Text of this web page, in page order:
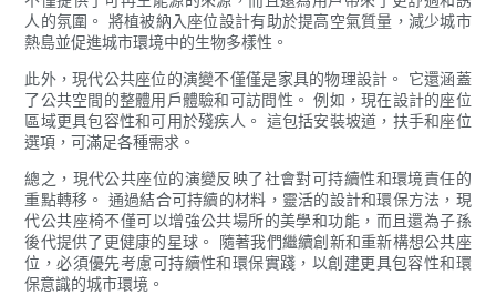
人的氛圍。 將植被納入座位設計有助於提高空氣質量，減少城市
熱島並促進城市環境中的生物多樣性。
此外，現代公共座位的演變不僅僅是家具的物理設計。 它還涵蓋
了公共空間的整體用戶體驗和可訪問性。 例如，現在設計的座位
區域更具包容性和可用於殘疾人。 這包括安裝坡道，扶手和座位
選項，可滿足各種需求。
總之，現代公共座位的演變反映了社會對可持續性和環境責任的
重點轉移。 通過結合可持續的材料，靈活的設計和環保方法，現
代公共座椅不僅可以增強公共場所的美學和功能，而且還為子孫
後代提供了更健康的星球。 隨著我們繼續創新和重新構想公共座
位，必須優先考慮可持續性和環保實踐，以創建更具包容性和環
保意識的城市環境。